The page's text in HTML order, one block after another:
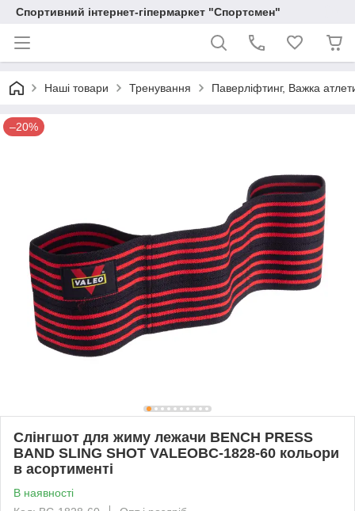
Спортивний інтернет-гіпермаркет "Спортсмен"
Наші товари Тренування Паверліфтинг, Важка
–20%
Слінгшот для жиму лежачи BENCH PRESS
BAND SLING SHOT VALEOBC-1828-60 кольори
в асортименті
В наявності